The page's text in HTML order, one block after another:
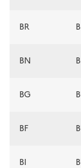
BR
BN
BG
BF
BI